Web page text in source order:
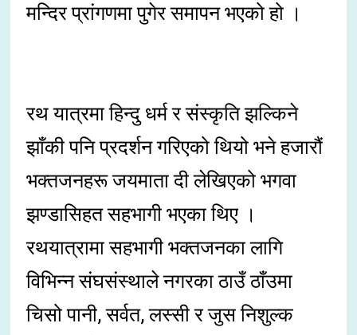
मन्दिर प्रांगणमा पुगेर समापन भएको हो ।
रथ यात्रमा हिन्दु धर्म र संस्कृति झल्किने
झाँकी पनि प्रदर्शन गरिएको थियो भने हजारौं
भक्तजनहरू जयमाता दी लेखिएको भगवा
झण्डासिहत सहभागी भएका थिए ।
रथयात्रामा सहभागी भक्तजनका लागि
विभिन्न संघसंस्थाले नगरका ठाउँ ठाँउमा
चिसो पानी, सर्वत, लस्सी र जुस निशुल्क